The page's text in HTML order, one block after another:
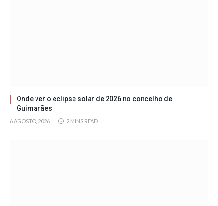
Onde ver o eclipse solar de 2026 no concelho de
Guimarães
6 AGOSTO, 2026 2 MINS READ